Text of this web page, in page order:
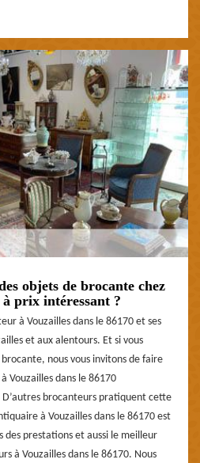
objets de brocante chez
prix intéressant ?
à Vouzailles dans le 86170 et ses
et aux alentours. Et si vous
nous vous invitons de faire
Vouzailles dans le 86170
D’autres brocanteurs pratiquent cette
à Vouzailles dans le 86170 est
des prestations et aussi le meilleur
à Vouzailles dans le 86170. Nous